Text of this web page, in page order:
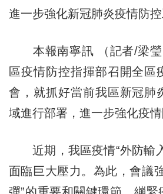
進一步強化新冠肺炎疫情防
本報南寧訊 （記者/梁瑩
區疫情防控指揮部召開全區
會，就抓好當前我區新冠肺
域進行部署，進一步強化疫情
近期，我區疫情“外防輸
面臨巨大壓力。為此，會議
彈”的重要和關鍵環節，繃緊